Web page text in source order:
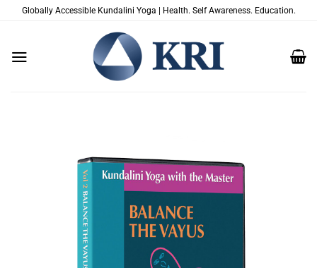
Globally Accessible Kundalini Yoga | Health. Self Awareness. Education.